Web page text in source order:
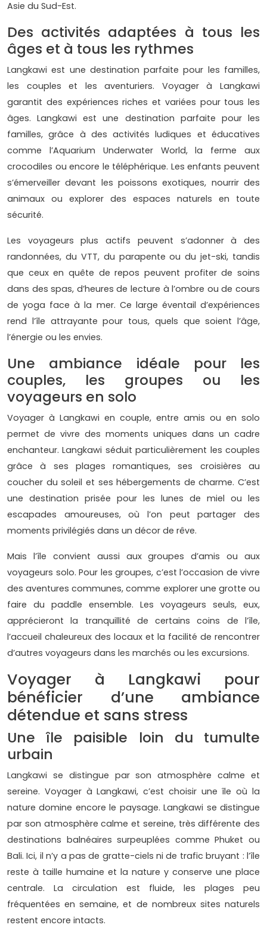
Asie du Sud-Est.
Des activités adaptées à tous les
âges et à tous les rythmes
Langkawi est une destination parfaite pour les familles,
les couples et les aventuriers. Voyager à Langkawi
garantit des expériences riches et variées pour tous les
âges. Langkawi est une destination parfaite pour les
familles, grâce à des activités ludiques et éducatives
comme l’Aquarium Underwater World, la ferme aux
crocodiles ou encore le téléphérique. Les enfants peuvent
s’émerveiller devant les poissons exotiques, nourrir des
animaux ou explorer des espaces naturels en toute
sécurité.
Les voyageurs plus actifs peuvent s’adonner à des
randonnées, du VTT, du parapente ou du jet-ski, tandis
que ceux en quête de repos peuvent profiter de soins
dans des spas, d’heures de lecture à l’ombre ou de cours
de yoga face à la mer. Ce large éventail d’expériences
rend l’île attrayante pour tous, quels que soient l’âge,
l’énergie ou les envies.
Une ambiance idéale pour les
couples, les groupes ou les
voyageurs en solo
Voyager à Langkawi en couple, entre amis ou en solo
permet de vivre des moments uniques dans un cadre
enchanteur. Langkawi séduit particulièrement les couples
grâce à ses plages romantiques, ses croisières au
coucher du soleil et ses hébergements de charme. C’est
une destination prisée pour les lunes de miel ou les
escapades amoureuses, où l’on peut partager des
moments privilégiés dans un décor de rêve.
Mais l’île convient aussi aux groupes d’amis ou aux
voyageurs solo. Pour les groupes, c’est l’occasion de vivre
des aventures communes, comme explorer une grotte ou
faire du paddle ensemble. Les voyageurs seuls, eux,
apprécieront la tranquillité de certains coins de l’île,
l’accueil chaleureux des locaux et la facilité de rencontrer
d’autres voyageurs dans les marchés ou les excursions.
Voyager à Langkawi pour
bénéficier d’une ambiance
détendue et sans stress
Une île paisible loin du tumulte
urbain
Langkawi se distingue par son atmosphère calme et
sereine. Voyager à Langkawi, c’est choisir une île où la
nature domine encore le paysage. Langkawi se distingue
par son atmosphère calme et sereine, très différente des
destinations balnéaires surpeuplées comme Phuket ou
Bali. Ici, il n’y a pas de gratte-ciels ni de trafic bruyant : l’île
reste à taille humaine et la nature y conserve une place
centrale. La circulation est fluide, les plages peu
fréquentées en semaine, et de nombreux sites naturels
restent encore intacts.